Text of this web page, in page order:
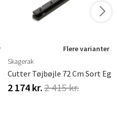
Flere varianter
Skagerak
Cutter Tøjbøjle 72 Cm Sort Eg
2 174 kr.2 415 kr.